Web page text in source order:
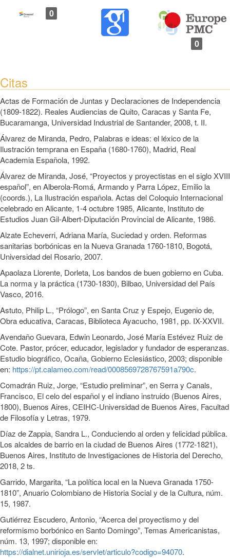
0
0
Citas
Actas de Formación de Juntas y Declaraciones de Independencia
(1809-1822). Reales Audiencias de Quito, Caracas y Santa Fe,
Bucaramanga, Universidad Industrial de Santander, 2008, t. II.
Álvarez de Miranda, Pedro, Palabras e ideas: el léxico de la
Ilustración temprana en España (1680-1760), Madrid, Real
Academia Española, 1992.
Álvarez de Miranda, José, “Proyectos y proyectistas en el siglo XVIII
español”, en Alberola-Romá, Armando y Parra López, Emilio la
(coords.), La Ilustración española. Actas del Coloquio Internacional
celebrado en Alicante, 1-4 octubre 1985, Alicante, Instituto de
Estudios Juan Gil-Albert-Diputación Provincial de Alicante, 1986.
Alzate Echeverri, Adriana María, Suciedad y orden. Reformas
sanitarias borbónicas en la Nueva Granada 1760-1810, Bogotá,
Universidad del Rosario, 2007.
Apaolaza Llorente, Dorleta, Los bandos de buen gobierno en Cuba.
La norma y la práctica (1730-1830), Bilbao, Universidad del País
Vasco, 2016.
Astuto, Philip L., “Prólogo”, en Santa Cruz y Espejo, Eugenio de,
Obra educativa, Caracas, Biblioteca Ayacucho, 1981, pp. IX-XXVII.
Avendaño Guevara, Edwin Leonardo, José María Estévez Ruiz de
Cote. Pastor, prócer, educador, legislador y fundador de esperanzas.
Estudio biográfico, Ocaña, Gobierno Eclesiástico, 2003; disponible
en: https://pt.calameo.com/read/0008569728767591a790c.
Comadrán Ruiz, Jorge, “Estudio preliminar”, en Serra y Canals,
Francisco, El celo del español y el indiano instruido (Buenos Aires,
1800), Buenos Aires, CEIHC-Universidad de Buenos Aires, Facultad
de Filosofía y Letras, 1979.
Díaz de Zappia, Sandra L., Conduciendo al orden y felicidad pública.
Los alcaldes de barrio en la ciudad de Buenos Aires (1772-1821),
Buenos Aires, Instituto de Investigaciones de Historia del Derecho,
2018, 2 ts.
Garrido, Margarita, “La política local en la Nueva Granada 1750-
1810”, Anuario Colombiano de Historia Social y de la Cultura, núm.
15, 1987.
Gutiérrez Escudero, Antonio, “Acerca del proyectismo y del
reformismo borbónico en Santo Domingo”, Temas Americanistas,
núm. 13, 1997; disponible en:
https://dialnet.unirioja.es/servlet/articulo?codigo=94070.